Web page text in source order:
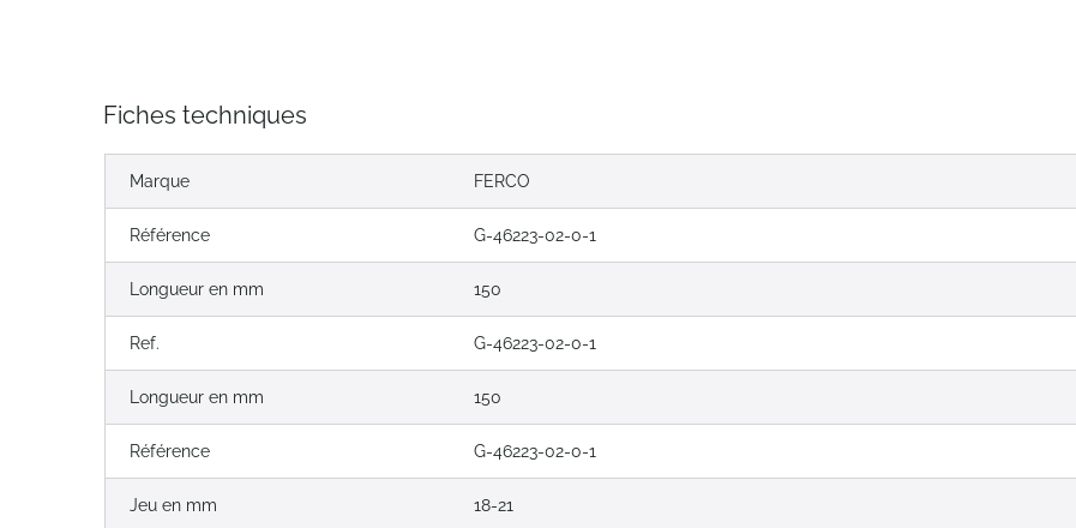
Fiches techniques
Marque FERCO
Référence G-46223-02-0-1
Longueur en mm 150
Ref. G-46223-02-0-1
Longueur en mm 150
Référence G-46223-02-0-1
Jeu en mm 18-21